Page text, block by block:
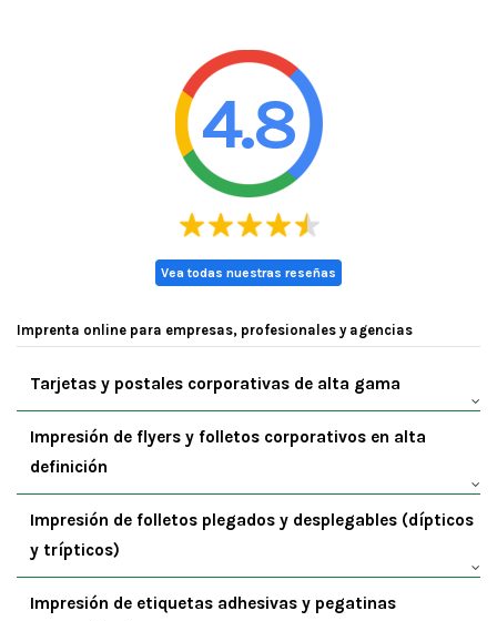
4.8
Vea todas nuestras reseñas
Imprenta online para empresas, profesionales y agencias
Tarjetas y postales corporativas de alta gama
Impresión de flyers y folletos corporativos en alta
definición
Impresión de folletos plegados y desplegables (dípticos
y trípticos)
Impresión de etiquetas adhesivas y pegatinas